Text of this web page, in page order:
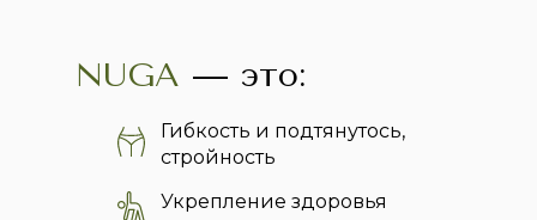
NUGA — это:
Гибкость и подтянутось,
стройность
Укрепление здоровья